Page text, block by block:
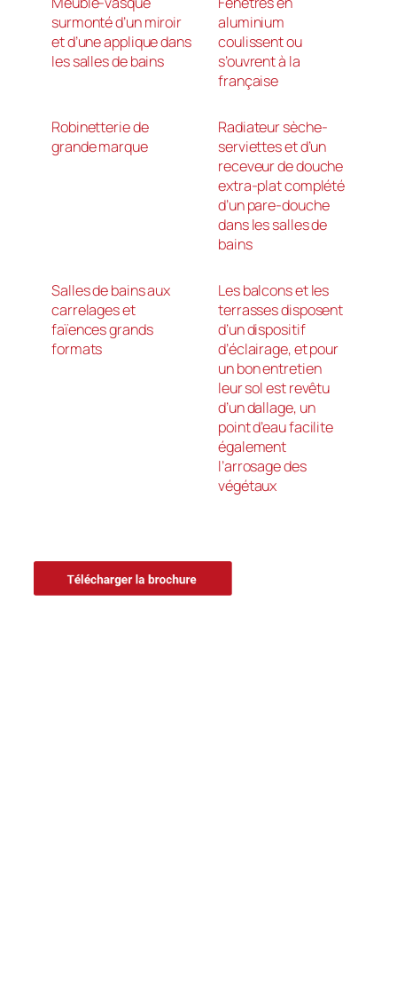
surmonté d’un miroir
et d’une applique dans
les salles de bains
aluminium
coulissent ou
s’ouvrent à la
française
Robinetterie de
grande marque
Radiateur sèche-
serviettes et d’un
receveur de douche
extra-plat complété
d’un pare-douche
dans les salles de
bains
Salles de bains aux
carrelages et
faïences grands
formats
Les balcons et les
terrasses disposent
d’un dispositif
d’éclairage, et pour
un bon entretien
leur sol est revêtu
d’un dallage, un
point d’eau facilite
également
l’arrosage des
végétaux